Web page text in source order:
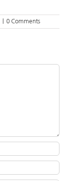
0 Comments